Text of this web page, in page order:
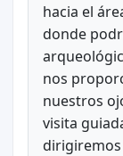
hacia el
donde
nos
nuestros
visita
dirigiremos